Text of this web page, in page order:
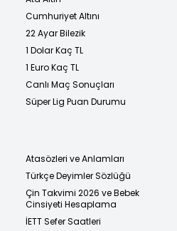
Cumhuriyet Altını
22 Ayar Bilezik
1 Dolar Kaç TL
1 Euro Kaç TL
Canlı Maç Sonuçları
Süper Lig Puan Durumu
Atasözleri ve Anlamları
Türkçe Deyimler Sözlüğü
Çin Takvimi 2026 ve Bebek
Cinsiyeti Hesaplama
İETT Sefer Saatleri